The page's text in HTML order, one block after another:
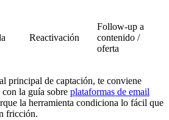
Reactivación
Follow-up a
contenido /
oferta
principal de captación, te conviene
la guía sobre plataformas de email
la herramienta condiciona lo fácil que
fricción.